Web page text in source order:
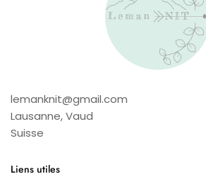
lemanknit@gmail.com
Lausanne,Vaud
Suisse
Liens utiles